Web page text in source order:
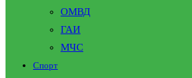
ОМВД
ГАИ
МЧС
Спорт